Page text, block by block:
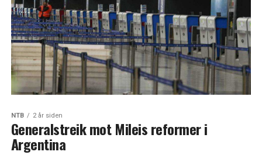
NTB 2 år siden
Generalstreik mot Mileis reformer i
Argentina